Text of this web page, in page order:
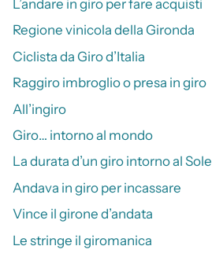
L’andare in giro per fare acquisti
Regione vinicola della Gironda
Ciclista da Giro d’Italia
Raggiro imbroglio o presa in giro
All’ingiro
Giro… intorno al mondo
La durata d’un giro intorno al Sole
Andava in giro per incassare
Vince il girone d’andata
Le stringe il giromanica